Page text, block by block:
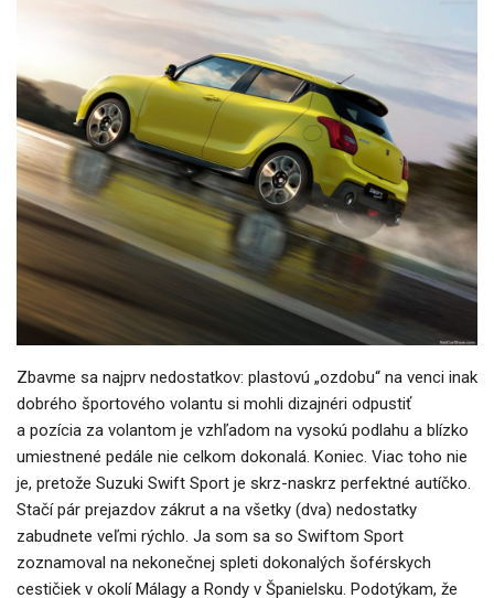
Zbavme sa najprv nedostatkov: plastovú „ozdobu“ na venci inak
dobrého športového volantu si mohli dizajnéri odpustiť
a pozícia za volantom je vzhľadom na vysokú podlahu a blízko
umiestnené pedále nie celkom dokonalá. Koniec. Viac toho nie
je, pretože Suzuki Swift Sport je skrz-naskrz perfektné autíčko.
Stačí pár prejazdov zákrut a na všetky (dva) nedostatky
zabudnete veľmi rýchlo. Ja som sa so Swiftom Sport
zoznamoval na nekonečnej spleti dokonalých šoférskych
cestičiek v okolí Málagy a Rondy v Španielsku. Podotýkam, že